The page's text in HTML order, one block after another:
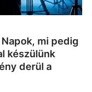
mi pedig
készülünk
derül a